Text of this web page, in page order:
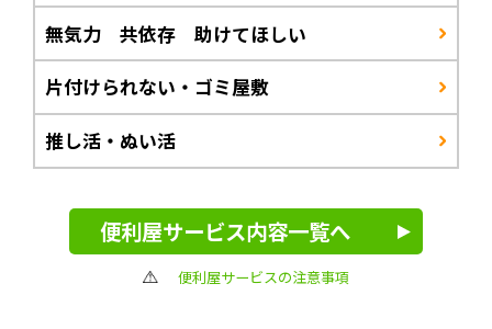
無気力 共依存 助けてほしい
片付けられない・ゴミ屋敷
推し活・ぬい活
便利屋サービス内容一覧へ
便利屋サービスの注意事項